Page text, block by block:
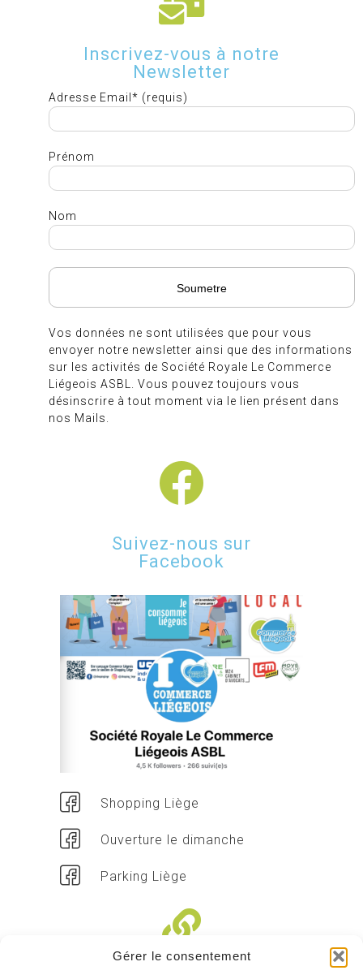
Gérer le consentement
Inscrivez-vous à notre
Newsletter
Adresse Email* (requis)
Prénom
Nom
Vos données ne sont utilisées que pour vous
envoyer notre newsletter ainsi que des informations
sur les activités de Société Royale Le Commerce
Liégeois ASBL. Vous pouvez toujours vous
désinscrire à tout moment via le lien présent dans
nos Mails.
Suivez-nous sur
Facebook
Shopping Liège
Ouverture le dimanche
Parking Liège